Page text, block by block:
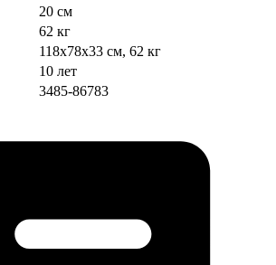
20 см
62 кг
118х78х33 см, 62 кг
10 лет
3485-86783